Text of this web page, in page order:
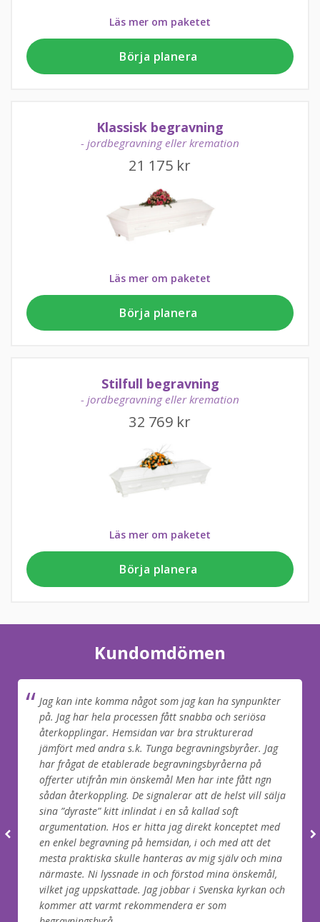
Läs mer om paketet
Börja planera
Klassisk begravning
- jordbegravning eller kremation
21 175 kr
Läs mer om paketet
Börja planera
Stilfull begravning
- jordbegravning eller kremation
32 769 kr
Läs mer om paketet
Börja planera
Kundomdömen
Jag kan inte komma något som jag kan ha synpunkter
på. Jag har hela processen fått snabba och seriösa
återkopplingar. Hemsidan var bra strukturerad
jämfört med andra s.k. Tunga begravningsbyråer. Jag
har frågat de etablerade begravningsbyråerna på
offerter utifrån min önskemål Men har inte fått ngn
sådan återkoppling. De signalerar att de helst vill sälja
sina ”dyraste” kitt inlindat i en så kallad soft
argumentation. Hos er hitta jag direkt konceptet med
en enkel begravning på hemsidan, i och med att det
mesta praktiska skulle hanteras av mig själv och mina
närmaste. Ni lyssnade in och förstod mina önskemål,
vilket jag uppskattade. Jag jobbar i Svenska kyrkan och
kommer att varmt rekommendera er som